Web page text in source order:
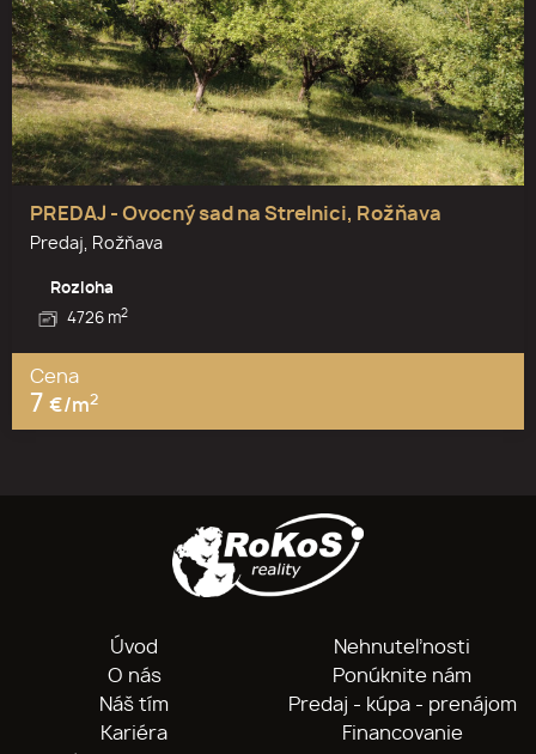
PREDAJ - Ovocný sad na Strelnici, Rožňava
Predaj, Rožňava
Rozloha
4726 m2
Cena
7 €/m2
Úvod
O nás
Náš tím
Kariéra
Nehnuteľnosti
Ponúknite nám
Predaj - kúpa - prenájom
Financovanie